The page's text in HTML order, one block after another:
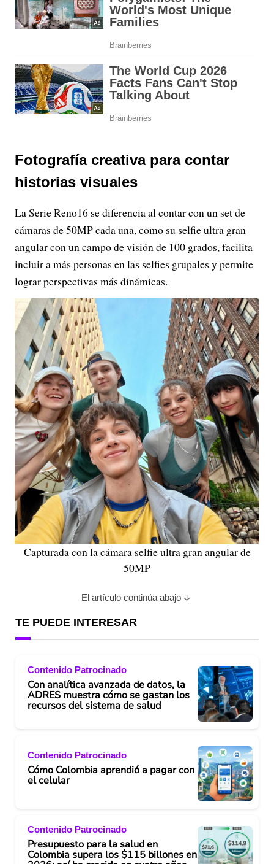
Fotografía creativa para contar
historias visuales
La Serie Reno16 se diferencia al contar con un set de
cámaras de 50MP cada una, como su selfie ultra gran
angular con un campo de visión de 100 grados, facilita
incluir a más personas en las selfies grupales y permite
lograr perspectivas más dinámicas.
Capturada con la cámara selfie ultra gran angular de
50MP
El artículo continúa abajo
TE PUEDE INTERESAR
Contenido Patrocinado
Con analítica avanzada de datos, la
ADRES muestra cómo se gastan los
recursos del sistema de salud
Contenido Patrocinado
Cómo Colombia aprendió a pagar con
el celular
Contenido Patrocinado
Presupuesto para la salud en
Colombia supera los $115 billones en